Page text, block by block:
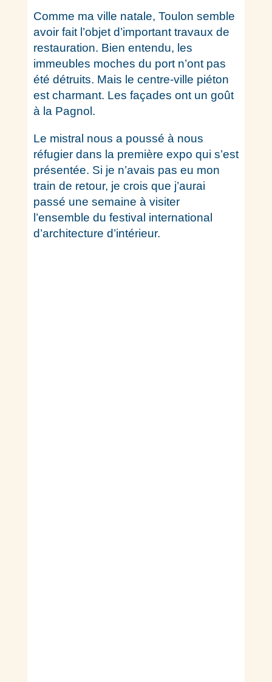
Comme ma ville natale, Toulon semble
avoir fait l’objet d’important travaux de
restauration. Bien entendu, les
immeubles moches du port n’ont pas
été détruits. Mais le centre-ville piéton
est charmant. Les façades ont un goût
à la Pagnol.
Le mistral nous a poussé à nous
réfugier dans la première expo qui s’est
présentée. Si je n’avais pas eu mon
train de retour, je crois que j’aurai
passé une semaine à visiter
l’ensemble du festival international
d’architecture d’intérieur.